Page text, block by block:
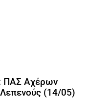
ΠΑΣ Αχέρων
(14/05)